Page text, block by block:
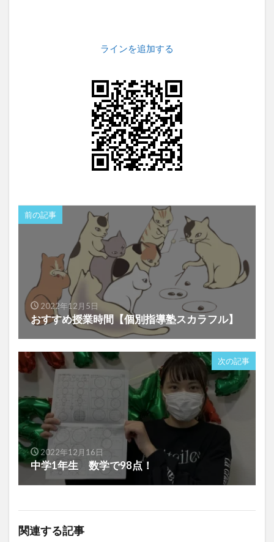
ラインを追加する
前の記事
2022年12月5日
おすすめ授業時間【個別指導塾スカラフル】
次の記事
2022年12月16日
中学1年生 数学で98点！
関連する記事